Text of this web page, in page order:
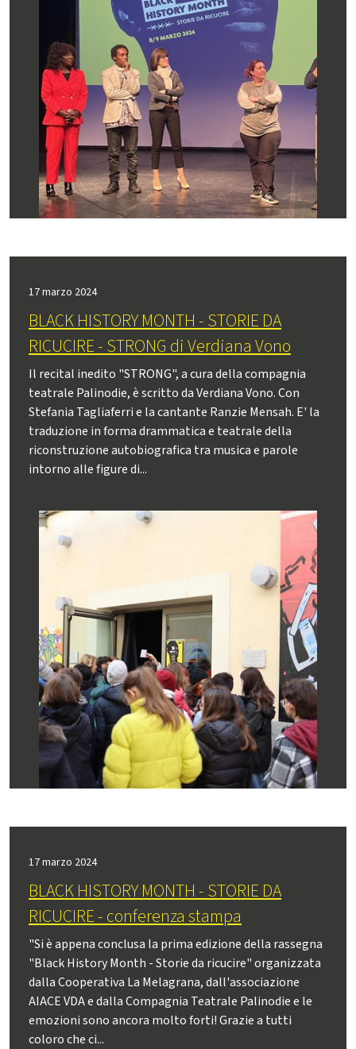
17 marzo 2024
BLACK HISTORY MONTH - STORIE DA
RICUCIRE - STRONG di Verdiana Vono
Il recital inedito "STRONG", a cura della compagnia
teatrale Palinodie, è scritto da Verdiana Vono. Con
Stefania Tagliaferri e la cantante Ranzie Mensah. E' la
traduzione in forma drammatica e teatrale della
riconstruzione autobiografica tra musica e parole
intorno alle figure di...
17 marzo 2024
BLACK HISTORY MONTH - STORIE DA
RICUCIRE - conferenza stampa
"Si è appena conclusa la prima edizione della rassegna
"Black History Month - Storie da ricucire" organizzata
dalla Cooperativa La Melagrana, dall'associazione
AIACE VDA e dalla Compagnia Teatrale Palinodie e le
emozioni sono ancora molto forti! Grazie a tutti
coloro che ci...